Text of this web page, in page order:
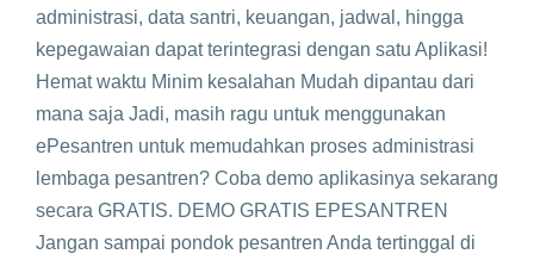
administrasi, data santri, keuangan, jadwal, hingga
kepegawaian dapat terintegrasi dengan satu Aplikasi!
Hemat waktu Minim kesalahan Mudah dipantau dari
mana saja Jadi, masih ragu untuk menggunakan
ePesantren untuk memudahkan proses administrasi
lembaga pesantren? Coba demo aplikasinya sekarang
secara GRATIS.​ DEMO GRATIS EPESANTREN
Jangan sampai pondok pesantren Anda tertinggal di